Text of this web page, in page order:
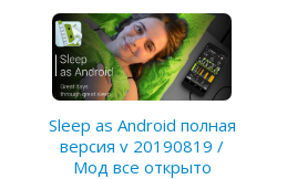
Sleep as Android полная
версия v 20190819 /
Мод все открыто